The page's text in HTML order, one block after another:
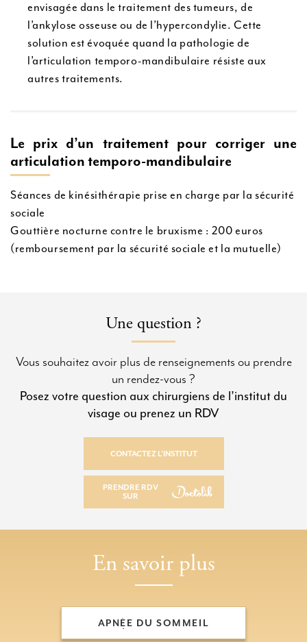
envisagée dans le traitement des tumeurs, de
l’ankylose osseuse ou de l’hypercondylie. Cette
solution est évoquée quand la pathologie de
l’articulation temporo-mandibulaire résiste aux
autres traitements.
Le prix d’un traitement pour corriger une
articulation temporo-mandibulaire
Séances de kinésithérapie prise en charge par la sécurité
sociale
Gouttière nocturne contre le bruxisme : 200 euros
(remboursement par la sécurité sociale et la mutuelle)
Une question ?
Vous souhaitez avoir plus de renseignements ou prendre
un rendez-vous ?
Posez votre question aux chirurgiens de l’institut du
visage ou prenez un RDV
CONTACTEZ L’INSTITUT
PRENDRE RDV
SUR
PRENDRE RDV SUR
En savoir plus
APNÉE DU SOMMEIL